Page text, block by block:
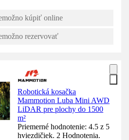
kúpiť online
rezervovať
Robotická kosačka
Mammotion Luba Mini AWD
LiDAR pre plochy do 1500
m²
Priemerné hodnotenie: 4.5 z 5
hviezdičiek. 2 Hodnotenia.